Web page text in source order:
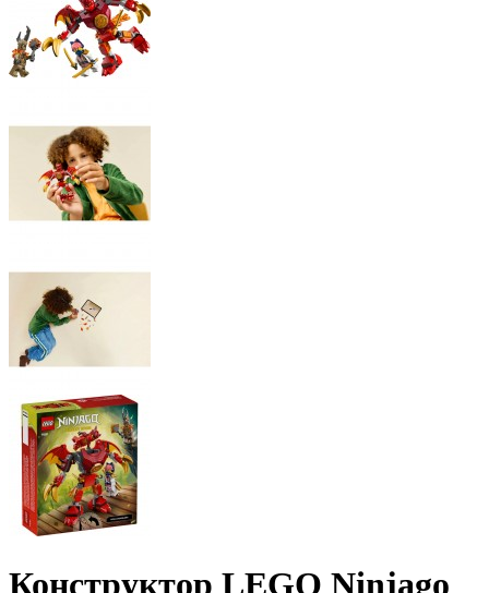
Конструктор LEGO Ninjago